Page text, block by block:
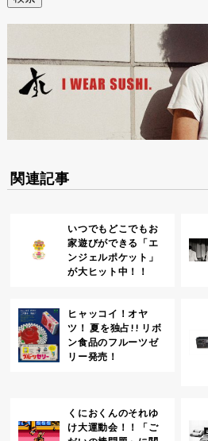
関連記事
いつでもどこでもお
家遊びができる「エ
ンジェルポケット」
が大ヒット中！！
ヒャッコイ！オヤ
ツ！ 夏を独占!! リボ
ン食品のフルーツゼ
リー発売！
くにおくんのそれゆ
け大運動会！！「ご